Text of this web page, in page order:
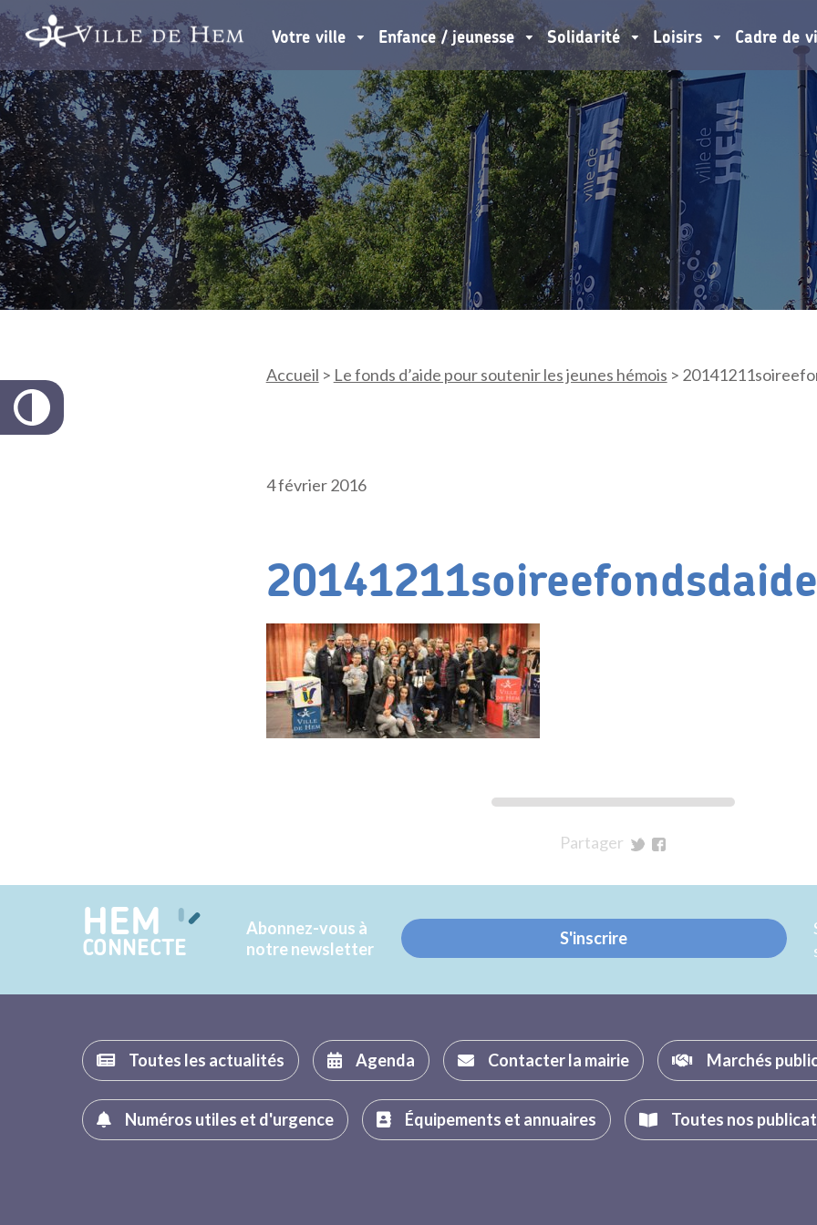
Votre ville Enfance / jeunesse Solidarité Loisirs Cadre de
Accueil > Le fonds d’aide pour soutenir les jeunes hémois >
4 février 2016
Partager
Twitter
Facebook
HEM
CONNECTE
Abonnez-vous à
notre newsletter
S'inscrire
Toutes les actualités Agenda Contacter la mairie Marchés
Numéros utiles et d'urgence Équipements et annuaires Toutes nos